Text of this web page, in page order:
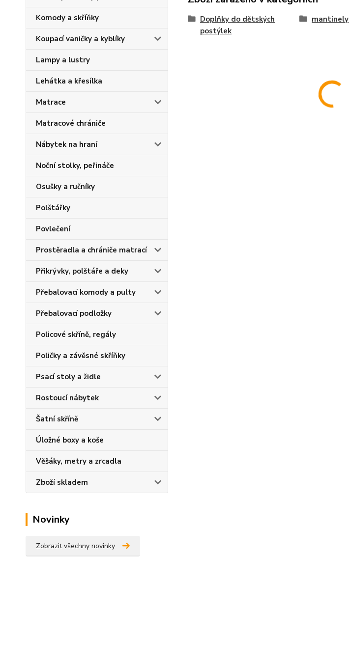
Komody a skříňky
Koupací vaničky a kyblíky
Lampy a lustry
Lehátka a křesílka
Matrace
Matracové chrániče
Nábytek na hraní
Noční stolky, peřináče
Osušky a ručníky
Polštářky
Povlečení
Prostěradla a chrániče matrací
Přikrývky, polštáře a deky
Přebalovací komody a pulty
Přebalovací podložky
Policové skříně, regály
Poličky a závěsné skříňky
Psací stoly a židle
Rostoucí nábytek
Šatní skříně
Úložné boxy a koše
Věšáky, metry a zrcadla
Zboží skladem
Novinky
Zobrazit všechny novinky
Doplňky do dětských
postýlek
mantinely